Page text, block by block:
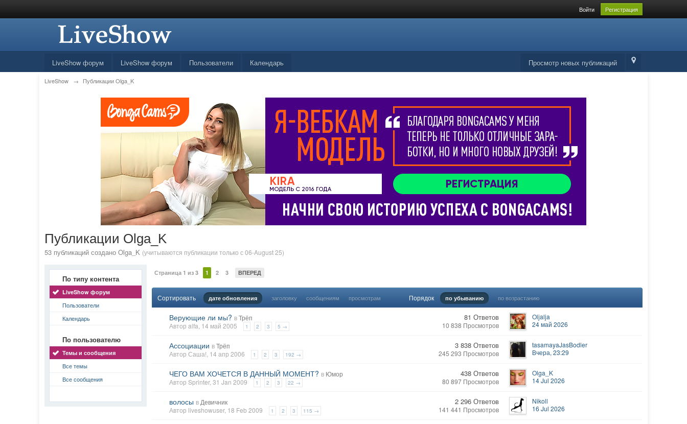
Войти Регистрация
Просмотр новых публикаций
LiveShow форум LiveShow форум Пользователи Календарь
LiveShow → Публикации Olga_K
Публикации Olga_K
53 публикаций создано Olga_K (учитываются публикации только с 06-August 25)
По типу контента
LiveShow форум
Пользователи
Календарь
По пользователю
Темы и сообщения
Все темы
Все сообщения
Страница 1 из 3 1 2 3 ВПЕРЕД
Сортировать дате обновления заголовку сообщениям просмотрам Порядок по убыванию по возрастанию
Верующие ли мы? вТрёп
Авторalfa , 14 май 2005 1 2 3 5 →
81 Ответов
10 838 Просмотров
Oljalja
24 май 2026
Ассоциации вТрёп
АвторСаша! , 14 апр 2006 1 2 3 192 →
3 838 Ответов
245 293 Просмотров
tasamayaJasBodler
Вчера, 23:29
ЧЕГО ВАМ ХОЧЕТСЯ В ДАННЫЙ МОМЕНТ? в Юмор
АвторSprinter, 31 Jan 2009 1 2 3 22 →
438 Ответов
80 897 Просмотров
Olga_K
14 Jul 2026
волосы в Девичник
Автор liveshowuser, 18 Feb 2009 1 2 3 115 →
2 296 Ответов
141 441 Просмотров
Nikoll
16 Jul 2026